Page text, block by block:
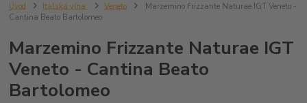
Úvod Italská vína Veneto
Marzemino Frizzante Naturae IGT Veneto -
Cantina Beato Bartolomeo
Marzemino Frizzante Naturae IGT
Veneto - Cantina Beato
Bartolomeo